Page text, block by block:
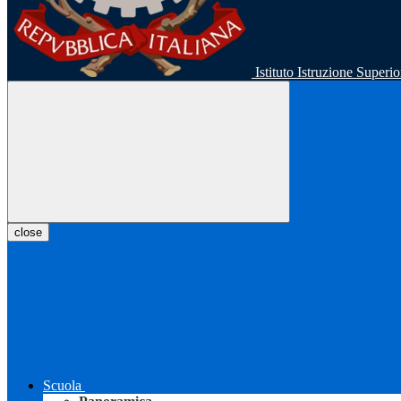
Istituto Istruzione
close
Scuola